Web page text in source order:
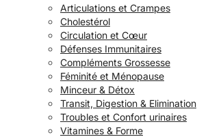
Articulations et Crampes
Cholestérol
Circulation et Cœur
Défenses Immunitaires
Compléments Grossesse
Féminité et Ménopause
Minceur & Détox
Transit, Digestion & Elimination
Troubles et Confort urinaires
Vitamines & Forme